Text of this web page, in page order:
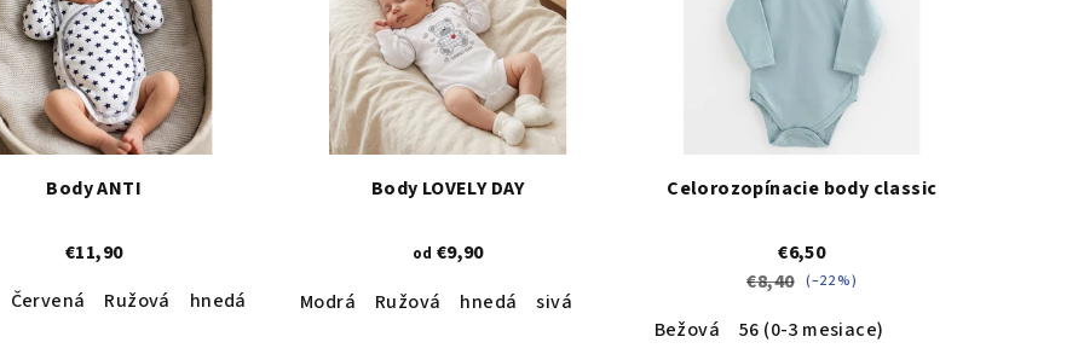
Body ANTI
€11,90
Červená Ružová hnedá
Body LOVELY DAY
od €9,90
Modrá
Ružová hnedá sivá
Celorozopínacie body classic
€6,50
€8,40 (–22 %)
Bežová 56 (0-3 mesiace)